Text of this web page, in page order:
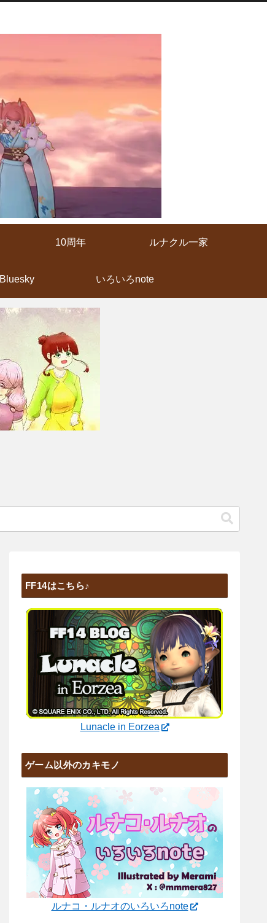
10周年 ルナクル一家
Bluesky いろいろnote
FF14はこちら♪
Lunacle in Eorzea
ゲーム以外のカキモノ
ルナコ・ルナオのいろいろnote